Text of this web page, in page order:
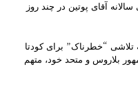
آقای پوتین در چند روز
تلاشی “خطرناک” برای کودتا
بلاروس و متحد خود، متهم